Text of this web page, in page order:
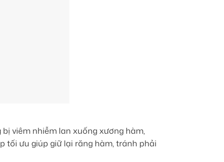
viêm nhiễm lan xuống xương hàm,
tối ưu giúp giữ lại răng hàm, tránh phải